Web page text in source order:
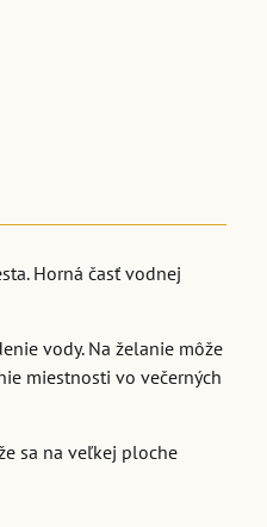
Horná časť vodnej
vody. Na želanie môže
miestnosti vo večerných
sa na veľkej ploche